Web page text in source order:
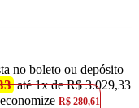
no boleto ou depósito
até 1x de R$ 3.029,33
R$ 280,61